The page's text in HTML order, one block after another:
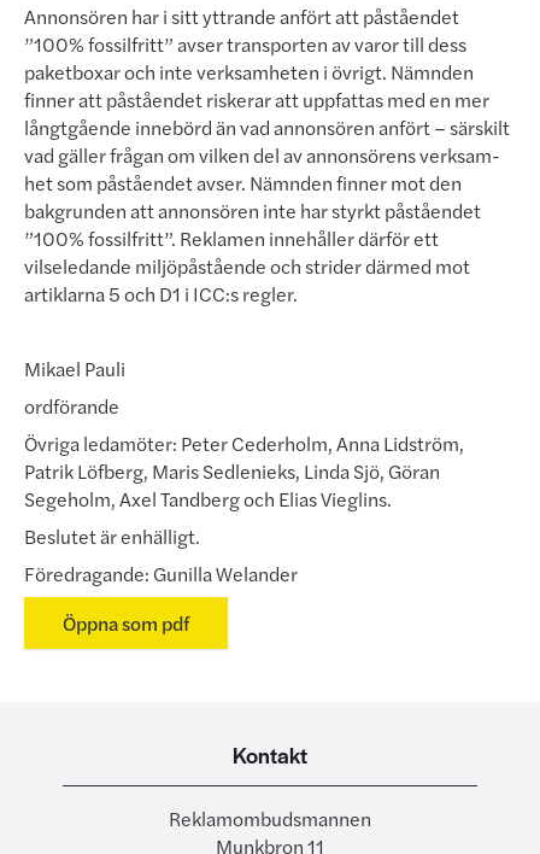
Annonsören har i sitt yttrande anfört att påståendet
”100% fossilfritt” avser transporten av varor till dess
paket­boxar och inte verk­samheten i övrigt. Nämnden
finner att påståendet riskerar att uppfattas med en mer
långt­gående innebörd än vad annonsören anfört – särskilt
vad gäller frågan om vilken del av annonsörens verk­sam­
het som påståendet avser. Nämnden finner mot den
bakgrunden att annonsören inte har styrkt påståendet
”100% fossilfritt”. Reklamen innehåller därför ett
vilseledande miljöpåstående och strider därmed mot
artiklarna 5 och D1 i ICC:s regler.
Mikael Pauli
ordförande
Övriga ledamöter: Peter Cederholm, Anna Lidström,
Patrik Löfberg, Maris Sedlenieks, Linda Sjö, Göran
Segeholm,Axel Tandbergoch Elias Vieglins.
Beslutet är enhälligt.
Föredragande: Gunilla Welander
Öppna som pdf
Kontakt
Reklamombudsmannen
Munkbron 11